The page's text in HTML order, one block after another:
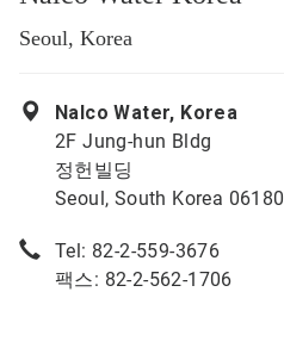
Seoul, Korea
Nalco Water, Korea
2F Jung-hun Bldg
정헌빌딩
Seoul, South Korea 06180
Tel: 82-2-559-3676
팩스: 82-2-562-1706